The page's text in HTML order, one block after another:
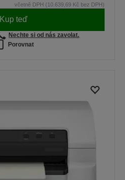
včetně DPH (10.639,69 Kč bez DPH)
Kup teď
Nechte si od nás zavolat.
Porovnat